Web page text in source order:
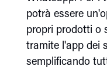
potrà essere
propri prodotti o
tramite l'app dei
semplificando